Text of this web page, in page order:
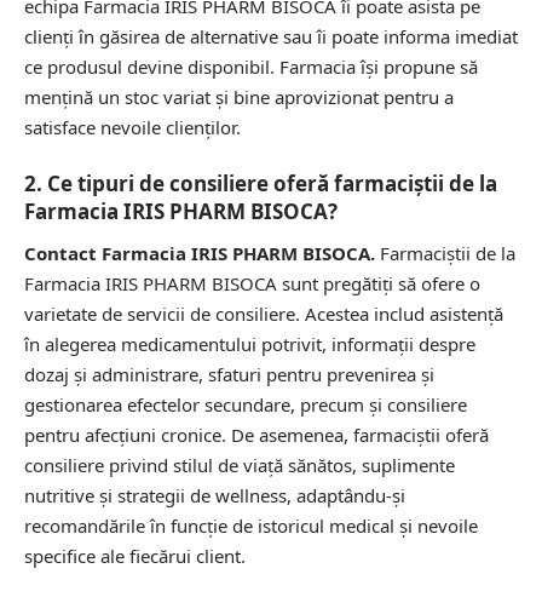
echipa Farmacia IRIS PHARM BISOCA îi poate asista pe
clienți în găsirea de alternative sau îi poate informa imediat
ce produsul devine disponibil. Farmacia își propune să
mențină un stoc variat și bine aprovizionat pentru a
satisface nevoile clienților.
2. Ce tipuri de consiliere oferă farmaciștii de la
Farmacia IRIS PHARM BISOCA?
Contact Farmacia IRIS PHARM BISOCA. Farmaciștii de la
Farmacia IRIS PHARM BISOCA sunt pregătiți să ofere o
varietate de servicii de consiliere. Acestea includ asistență
în alegerea medicamentului potrivit, informații despre
dozaj și administrare, sfaturi pentru prevenirea și
gestionarea efectelor secundare, precum și consiliere
pentru afecțiuni cronice. De asemenea, farmaciștii oferă
consiliere privind stilul de viață sănătos, suplimente
nutritive și strategii de wellness, adaptându-și
recomandările în funcție de istoricul medical și nevoile
specifice ale fiecărui client.